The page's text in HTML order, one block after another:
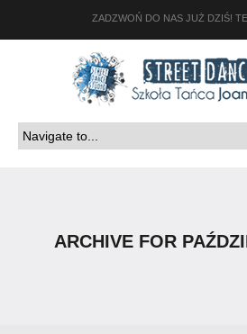
ZADZWOŃ DO NAS JUŻ DZIŚ!
ARCHIVE FOR